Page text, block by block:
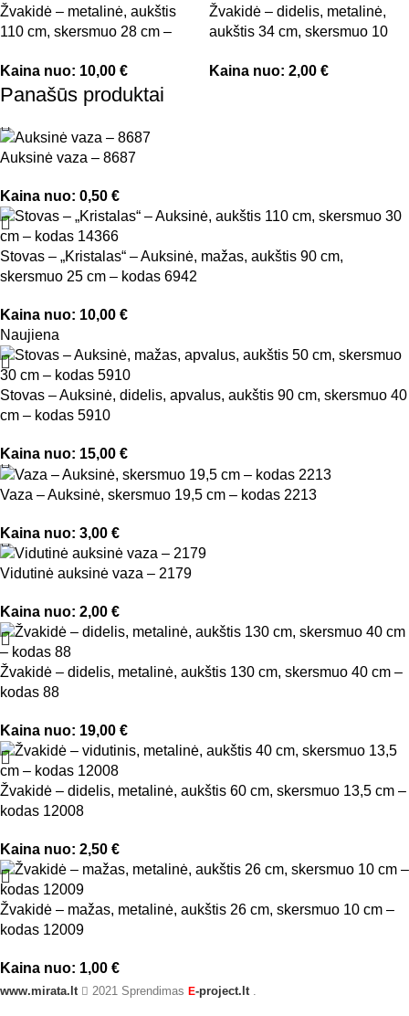
Žvakidė – metalinė, aukštis
110 cm, skersmuo 28 cm –
Kaina nuo: 10,00 €
Žvakidė – didelis, metalinė,
aukštis 34 cm, skersmuo 10
Kaina nuo: 2,00 €
Panašūs produktai
Auksinė vaza – 8687
Kaina nuo: 0,50 €
Stovas – „Kristalas“ – Auksinė, mažas, aukštis 90 cm,
skersmuo 25 cm – kodas 6942
Kaina nuo: 10,00 €
Naujiena
Stovas – Auksinė, didelis, apvalus, aukštis 90 cm, skersmuo 40
cm – kodas 5910
Kaina nuo: 15,00 €
Vaza – Auksinė, skersmuo 19,5 cm – kodas 2213
Kaina nuo: 3,00 €
Vidutinė auksinė vaza – 2179
Kaina nuo: 2,00 €
Žvakidė – didelis, metalinė, aukštis 130 cm, skersmuo 40 cm –
kodas 88
Kaina nuo: 19,00 €
Žvakidė – didelis, metalinė, aukštis 60 cm, skersmuo 13,5 cm –
kodas 12008
Kaina nuo: 2,50 €
Žvakidė – mažas, metalinė, aukštis 26 cm, skersmuo 10 cm –
kodas 12009
Kaina nuo: 1,00 €
www.mirata.lt 2021 Sprendimas E-project.lt .